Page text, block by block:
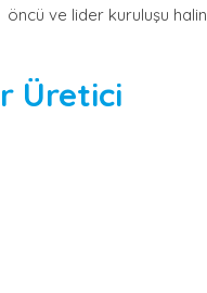
öncü ve lider kuruluşu
Üretici